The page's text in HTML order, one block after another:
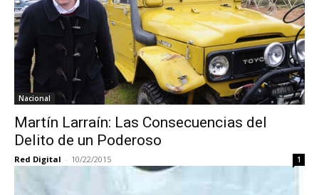
Nacional
Martín Larraín: Las Consecuencias del
Delito de un Poderoso
Red Digital - 10/22/2015 1